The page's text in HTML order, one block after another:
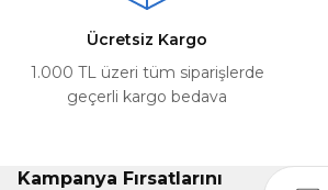
Ücretsiz Kargo
1.000 TL üzeri tüm siparişlerde
geçerli kargo bedava
Kampanya Fırsatlarını